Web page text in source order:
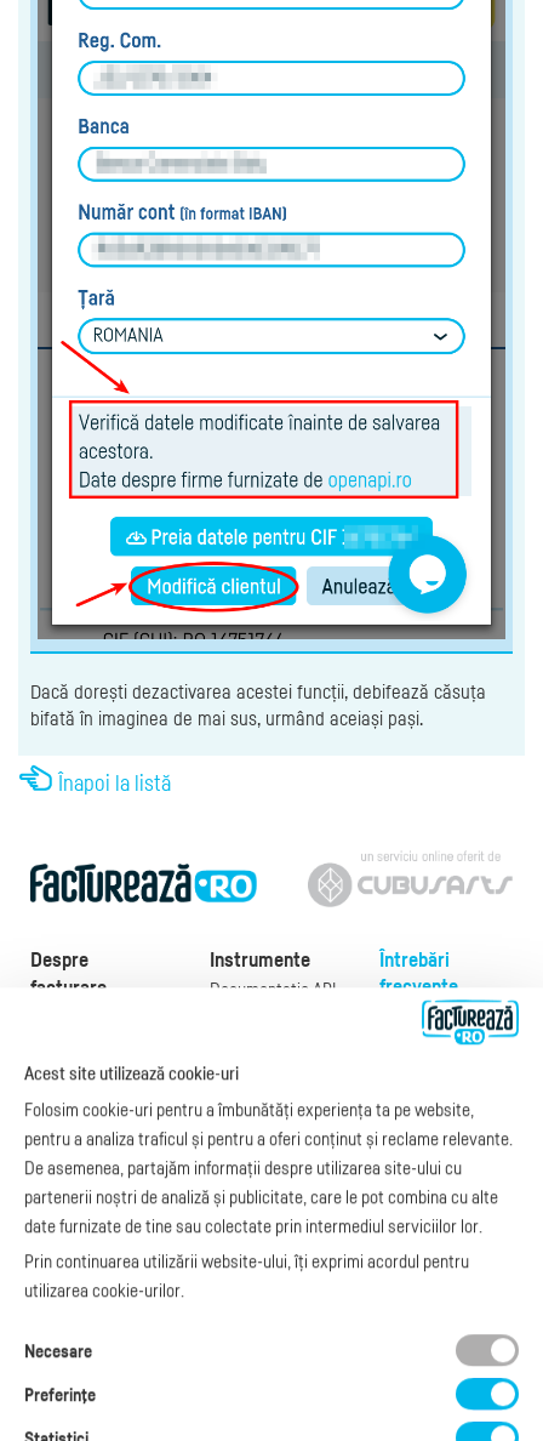
Dacă dorești dezactivarea acestei funcții, debifează căsuța
bifată în imaginea de mai sus, urmând aceiași pași.
Înapoi la listă
Despre
facturare
Exemple de facturi
Model factură
Manual de
facturare
Legislaţie facturi
Facturare online
blog.factureaza.ro
Instrumente
Documentație API
e-Factura B2C
API e-Factura
e-Transport
Integrare Stripe
Integrare
SmartFintech
Integrare PrestaShop
Întrebări
frecvente
Despre noi
ajutor?
L-V: 09:00 - 17:00
0368 409 233
Acest site utilizează cookie-uri
Folosim cookie-uri pentru a îmbunătăți experiența ta pe website,
pentru a analiza traficul și pentru a oferi conținut și reclame relevante.
De asemenea, partajăm informații despre utilizarea site-ului cu
partenerii noștri de analiză și publicitate, care le pot combina cu alte
date furnizate de tine sau colectate prin intermediul serviciilor lor.
Prin continuarea utilizării website-ului, îți exprimi acordul pentru
utilizarea cookie-urilor.
Necesare
Preferinţe